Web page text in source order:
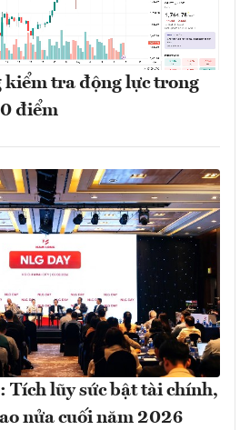
tra động lực trong
điểm
Tích lũy sức bật tài chính,
nửa cuối năm 2026